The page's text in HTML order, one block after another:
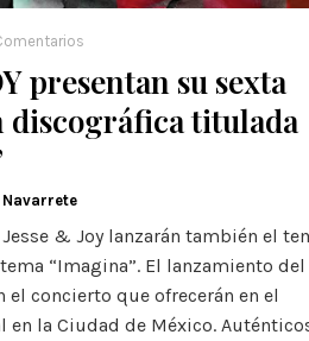
presentan su sexta
discográfica titulada
& Joy lanzarán también el
“Imagina”. El lanzamiento del
concierto que ofrecerán en el
la Ciudad de México.